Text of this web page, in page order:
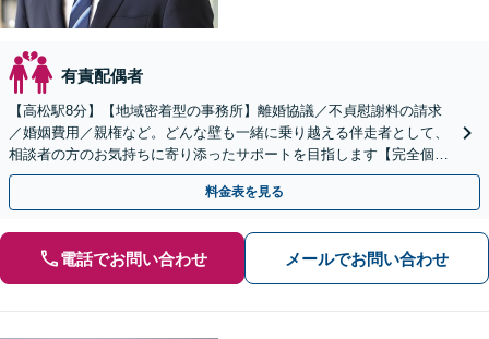
有責配偶者
【高松駅8分】【地域密着型の事務所】離婚協議／不貞慰謝料の請求
／婚姻費用／親権など。どんな壁も一緒に乗り越える伴走者として、
相談者の方のお気持ちに寄り添ったサポートを目指します【完全個室
でのご相談】
料金表を見る
電話でお問い合わせ メールでお問い合わせ